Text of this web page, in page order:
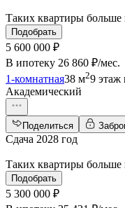
Таких квартиры больше
Подобрать
5 600 000 ₽
В ипотеку 26 860 ₽/мес.
1-комнатная38 м29 этаж
Академический
Поделиться
Сдача 2028 год
Таких квартиры больше
Подобрать
5 300 000 ₽